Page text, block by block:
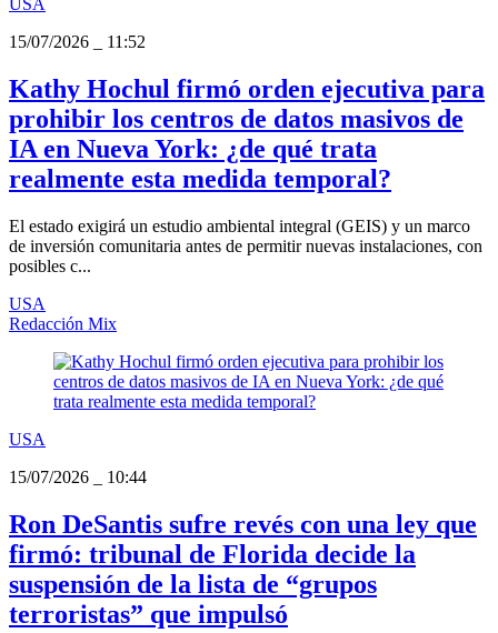
USA
15/07/2026
11:52
Kathy Hochul firmó orden ejecutiva para
prohibir los centros de datos masivos de
IA en Nueva York: ¿de qué trata
realmente esta medida temporal?
El estado exigirá un estudio ambiental integral (GEIS) y un marco
de inversión comunitaria antes de permitir nuevas instalaciones, con
posibles c...
USA
Redacción Mix
USA
15/07/2026
10:44
Ron DeSantis sufre revés con una ley que
firmó: tribunal de Florida decide la
suspensión de la lista de “grupos
terroristas” que impulsó